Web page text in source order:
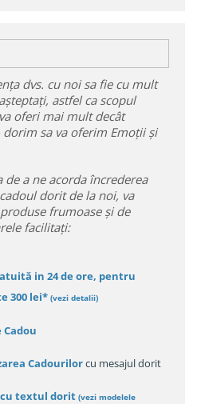
dvs. cu noi sa fie cu mult
astfel ca scopul
oferi mai mult decât
sa va oferim Emoții și
de a ne acorda încrederea
dorit de la noi, va
frumoase și de
facilitați:
in 24 de ore, pentru
300 lei* (vezi detalii)
Cadourilorcu mesajul dorit
textul dorit (vezi modelele